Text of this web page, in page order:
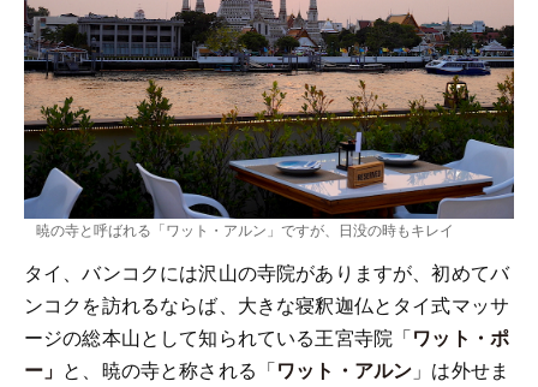
暁の寺と呼ばれる「ワット・アルン」ですが、日没の時もキレイ
タイ、バンコクには沢山の寺院がありますが、初めてバ
ンコクを訪れるならば、大きな寝釈迦仏とタイ式マッサ
ージの総本山として知られている王宮寺院「ワット・ポ
ー」 と、暁の寺と称される「ワット・アルン 」は外せま